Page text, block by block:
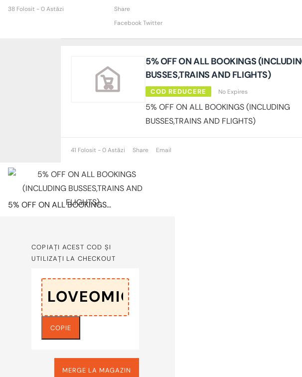
38 Folosit - 0 Astăzi
Share
FacebookTwitter
5% OFF ON ALL BOOKINGS
BUSSES,TRAINS AND FLIGHTS)
COD REDUCERE No Expires
5% OFF ON ALL BOOKINGS (INCLUDING
BUSSES,TRAINS AND FLIGHTS)
41 Folosit - 0 Astăzi Share Email
5% OFF ON ALL BOOKINGS (INCLUDING BUSSES,TRAINS AND FLIGHTS)
COPIAȚI ACEST COD ȘI
UTILIZAȚI LA CHECKOUT
COPIE
MERGE LA MAGAZIN